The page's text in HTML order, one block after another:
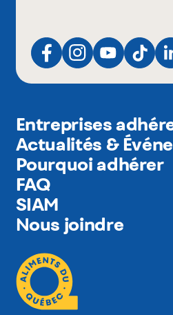
Entreprises
Actualités &
Pourquoi adhérer
FAQ
SIAM
Nous joindre